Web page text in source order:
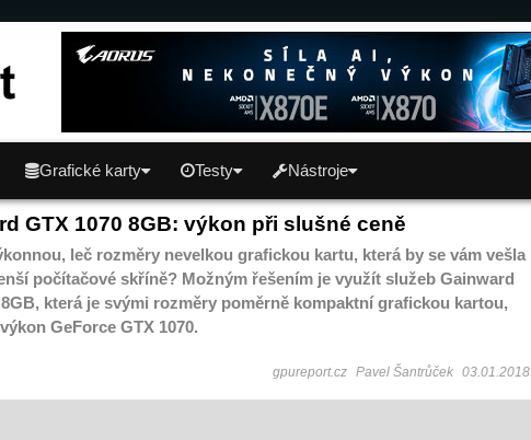
Grafické karty Testy Nástroje
GTX 1070 8GB: výkon při slušné ceně
leč rozměry nevelkou grafickou kartu, která by se vám vešla
počítačové skříně? Možným řešením je využít služeb Gainward
8GB, která je svými rozměry poměrně kompaktní grafickou kartou,
GeForce GTX 1070.
gpureport.cz Pavel Šantrůček 03.01.2018